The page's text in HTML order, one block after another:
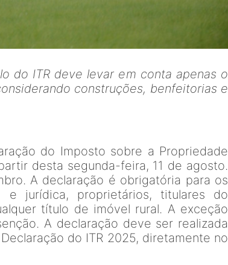
do ITR deve levar em conta apenas o
construções, benfeitorias e
do Imposto sobre a Propriedade
desta segunda-feira, 11 de agosto.
A declaração é obrigatória para os
e jurídica, proprietários, titulares do
título de imóvel rural. A exceção
A declaração deve ser realizada
do ITR 2025, diretamente no